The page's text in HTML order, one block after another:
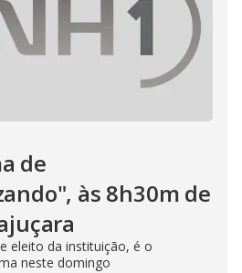
de
às 8h30m de
eleito da instituição, é o
neste domingo